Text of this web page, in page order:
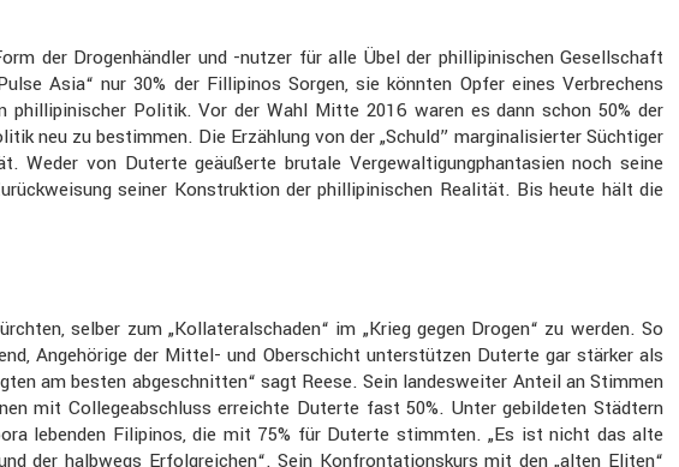
der Drogen­händler und -nutzer für alle Übel der philli­pi­ni­schen Gesell­schaft
Asia“ nur 30% der Filli­pinos Sorgen, sie könnten Opfer eines Verbre­chens
Politik. Vor der Wahl Mitte 2016 waren es dann schon 50% der
neu zu bestimmen. Die Erzäh­lung von der „Schuld” margi­na­li­sierter Süchtiger
von Duterte geäußerte brutale Verge­wal­ti­gungphan­ta­sien noch seine
seiner Konstruk­tion der philli­pi­ni­schen Realität. Bis heute hält die
selber zum „Kolla­te­ral­schaden“ im „Krieg gegen Drogen“ zu werden. So
Angehö­rige der Mittel- und Oberschicht unter­stützen Duterte gar stärker als
am besten abgeschnitten“ sagt Reese. Sein landes­weiter Anteil an Stimmen
mit Colle­ge­ab­schluss erreichte Duterte fast 50%. Unter gebil­deten Städtern
lebenden Filipinos, die mit 75% für Duterte stimmten. „Es ist nicht das alte
der halbwegs Erfolg­rei­chen“. Sein Konfron­ta­ti­ons­kurs mit den „alten Eliten“